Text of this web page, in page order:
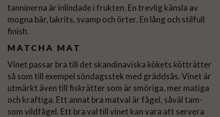
tanninerna är inlindade i frukten. En trevlig känsla av
mogna bär, lakrits, svamp och örter. En lång och stilfull
finish.
MATCHA MAT
Vinet passar bra till det skandinaviska kökets kötträtter
så som till exempel söndagsstek med gräddsås. Vinet är
utmärkt även till fiskrätter som är smöriga, mer matiga
och kraftiga. Ett annat bra matval är fågel, såväl tam-
som vildfågel. Ett bra val till vinet kan vara att servera